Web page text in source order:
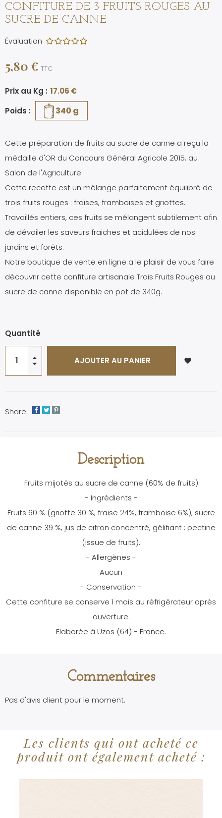
CONFITURE DE 3 FRUITS ROUGES AU
SUCRE DE CANNE
Évaluation
5,80 € TTC
Prix au Kg : 17.06 €
Poids :
340 g
Cette préparation de fruits au sucre de canne a reçu la
médaille d'OR du Concours Général Agricole 2015, au
Salon de l'Agriculture.
Cette recette est un mélange parfaitement équilibré de
trois fruits rouges : fraises, framboises et griottes.
Travaillés entiers, ces fruits se mélangent subtilement afin
de dévoiler les saveurs fraiches et acidulées de nos
jardins et forêts.
Notre boutique de vente en ligne a le plaisir de vous faire
découvrir cette confiture artisanale Trois Fruits Rouges au
sucre de canne disponible en pot de 340g.
Quantité
AJOUTER AU PANIER favorite
Share:
Description
Fruits mijotés au sucre de canne (60% de fruits)
- Ingrédients -
Fruits 60 % (griotte 30 %, fraise 24%, framboise 6%), sucre
de canne 39 %, jus de citron concentré, gélifiant : pectine
(issue de fruits).
- Allergènes -
Aucun
- Conservation -
Cette confiture se conserve 1 mois au réfrigérateur après
ouverture.
Elaborée à Uzos (64) - France.
Commentaires
Pas d'avis client pour le moment.
Les clients qui ont acheté ce
produit ont également acheté :